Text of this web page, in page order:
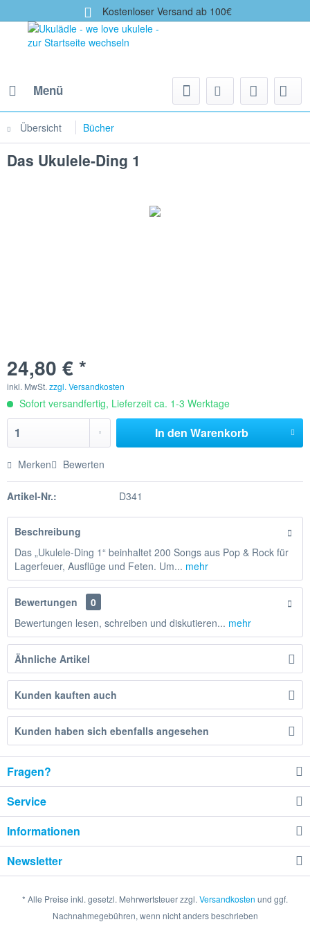
Kostenloser Versand ab 100€
Menü
Übersicht Bücher
Das Ukulele-Ding 1
24,80 € *
inkl. MwSt. zzgl. Versandkosten
Sofort versandfertig, Lieferzeit ca. 1-3 Werktage
In den Warenkorb
Merken Bewerten
Artikel-Nr.: D341
Beschreibung
Das „Ukulele-Ding 1“ beinhaltet 200 Songs aus Pop & Rock für
Lagerfeuer, Ausflüge und Feten. Um... mehr
Bewertungen
0
Bewertungen lesen, schreiben und diskutieren... mehr
Ähnliche Artikel
Kunden kauften auch
Kunden haben sich ebenfalls angesehen
Fragen?
Service
Informationen
Newsletter
* Alle Preise inkl. gesetzl. Mehrwertsteuer zzgl. Versandkosten und ggf.
Nachnahmegebühren, wenn nicht anders beschrieben